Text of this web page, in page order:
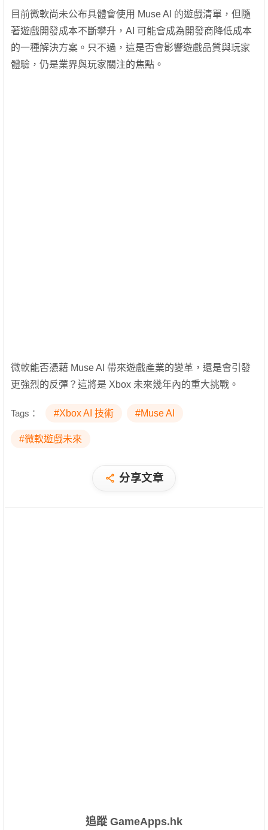
目前微軟尚未公布具體會使用 Muse AI 的遊戲清單，但隨
著遊戲開發成本不斷攀升，AI 可能會成為開發商降低成本
的一種解決方案。只不過，這是否會影響遊戲品質與玩家
體驗，仍是業界與玩家關注的焦點。
微軟能否憑藉 Muse AI 帶來遊戲產業的變革，還是會引發
更強烈的反彈？這將是 Xbox 未來幾年內的重大挑戰。
Tags： #Xbox AI 技術 #Muse AI
#微軟遊戲未來
分享文章
追蹤 GameApps.hk